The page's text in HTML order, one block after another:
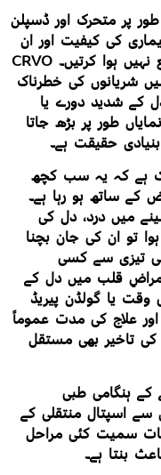
پر متحرک اور ڈسپلن
کی کیفیت اور ان
کی غذائی عادات سیاسی بیانیے کے تابع نہیں ہوا کرتیں۔ CRVO
شریانوں کی خطرناک
کے شدید دورے یا
طور پر بڑھ جاتا
حقیقت ہے۔
ہے کہ یہ سب کچھ
کے ساتھ ہو رہا ہے۔
میں درد، دل کی
تو ان کی جان بچنا
تیزی سے کسی
قلب میں دل کے
یا گولڈن پیریڈ
علاج کی مدت عموماً
تاخیر بھی مستقل
ہنگامی طبی
سے اسپتال منتقلی کے
سمیت کئی مراحل
بنتا ہے۔